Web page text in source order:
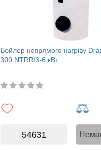
Бойлер непрямого нагріву
300 NTRR/3-6 кВт
54631